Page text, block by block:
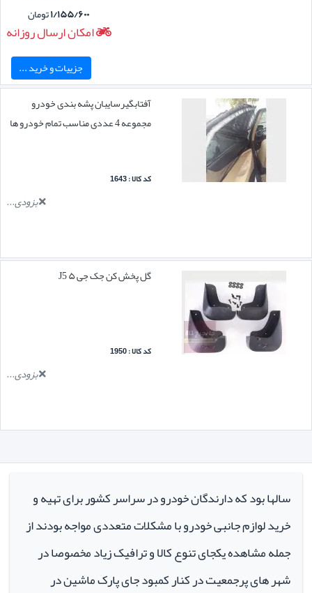
۱/۱۵۵/۶۰۰تومان
امکان ارسال روزانه
جزییات و خرید ...
آفتابگیرسایبان پشه بندی خودرو
مجموعه 4 عددی مناسب تمام خودرو ها
کد کالا : 1643
بزودی...
گل پخش کن جک جی ۵ J5
کد کالا : 1950
بزودی...
سالها بود که دارندگان خودرو در سراسر کشور برای تهیه و
خرید لوازم جانبی خودرو با مشکلات متعددی مواجه بودند از
جمله مشاهده یکجای تنوع کالا و ترافیک زیاد مخصوصا در
شهر های پرجمعیت در کنار کمبود جای پارک ماشین در